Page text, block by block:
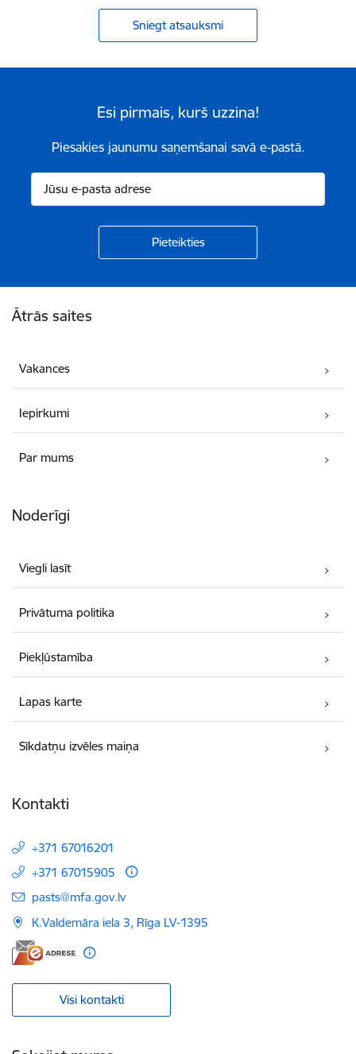
Sniegt atsauksmi
Esi pirmais, kurš uzzina!
Piesakies jaunumu saņemšanai savā e-pastā.
Ātrās saites
Vakances
Iepirkumi
Par mums
Noderīgi
Viegli lasīt
Privātuma politika
Piekļūstamība
Lapas karte
Sīkdatņu izvēles maiņa
Kontakti
+371 67016201
+371 67015905
E-pasts:
pasts@mfa.gov.lv
K.Valdemāra iela 3, Rīga LV-1395
Visi kontakti